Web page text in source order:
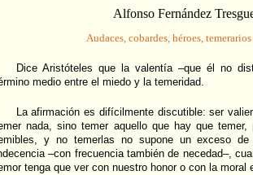
Alfonso Fernández
Audaces, cobardes, héroes,
Dice Aristóteles que la valentía –que él no
medio entre el miedo y la temeridad.
La afirmación es difícilmente discutible: ser
nada, sino temer aquello que hay que
y no temerlas no supone un exceso
–con frecuencia también de necedad–,
tenga que ver con nuestro honor o con la moral